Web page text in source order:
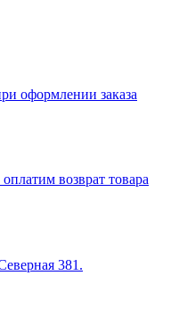
оформлении заказа
возврат товара
381.